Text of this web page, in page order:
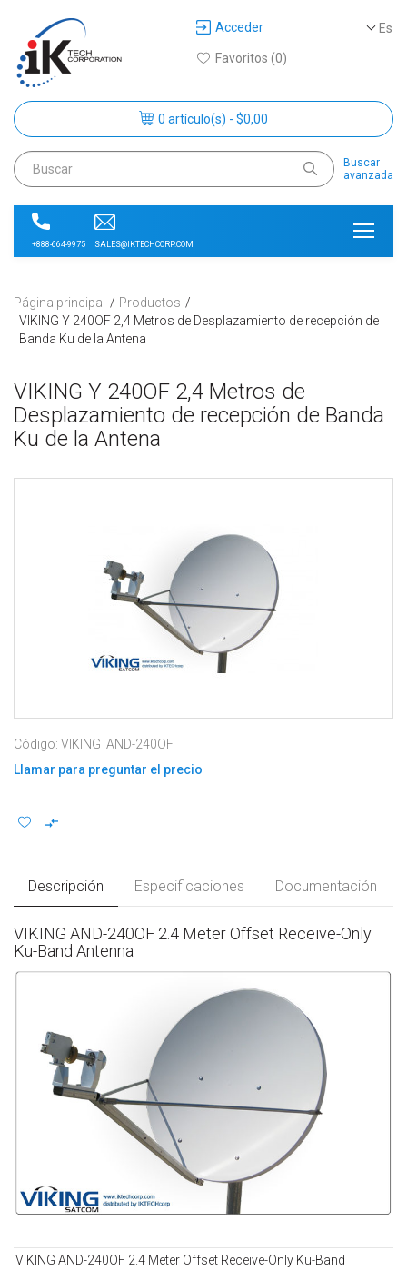
Es
Acceder
Favoritos (0)
0 artículo(s) - $0,00
Buscar
avanzada
+888-664-9975 SALES@IKTECHCORP.COM
Página principal
Productos
VIKING Y 240OF 2,4 Metros de Desplazamiento de recepción de
Banda Ku de la Antena
VIKING Y 240OF 2,4 Metros de
Desplazamiento de recepción de Banda
Ku de la Antena
Código: VIKING_AND-240OF
Llamar para preguntar el precio
Descripción Especificaciones Documentación
VIKING AND-240OF 2.4 Meter Offset Receive-Only
Ku-Band Antenna
VIKING AND-240OF 2.4 Meter Offset Receive-Only Ku-Band